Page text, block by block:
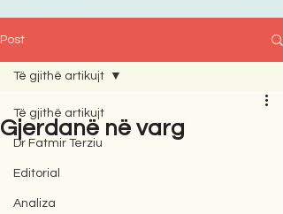
Post
Të gjithë artikujt
Dr Fatmir Terziu
Editorial
Analiza
Të gjithë artikujt
Gjerdanë në varg